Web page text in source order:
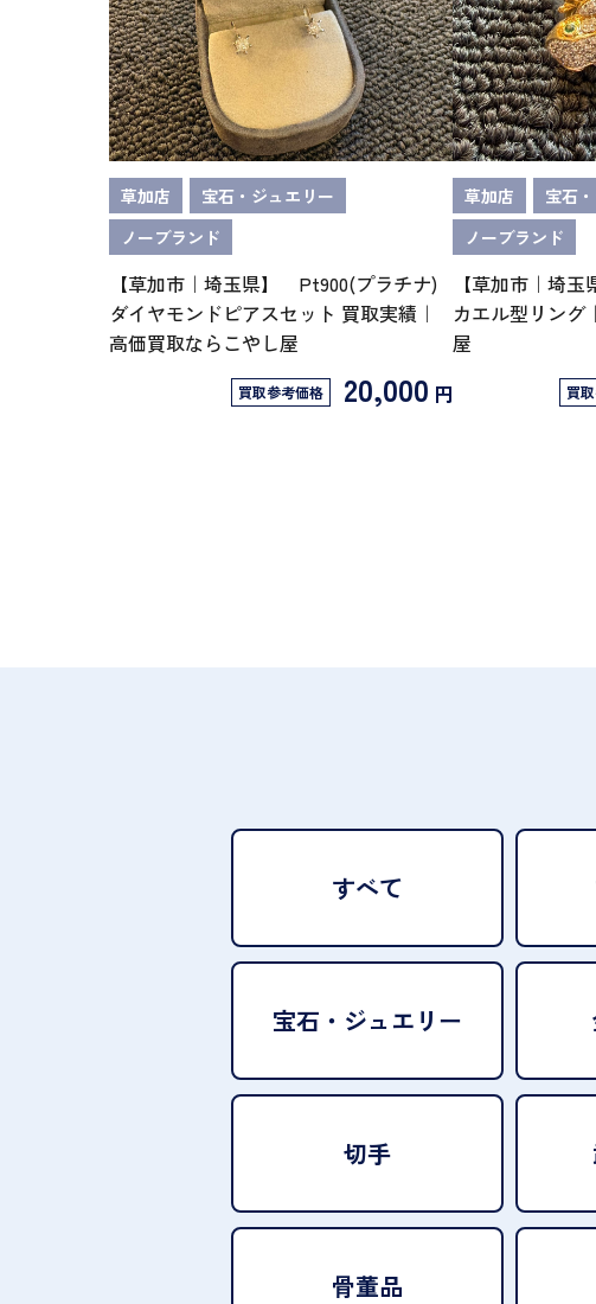
草加店
宝石・ジュエリー
ノーブランド
【草加市｜埼玉県】 Pt900(プラチナ)
ダイヤモンドピアスセット 買取実績｜
高価買取ならこやし屋
買取参考価格 20,000 円
草加店
宝石
ノーブランド
【草加市｜埼
カエル型リング
屋
買
すべて
宝石・ ジュエリー
切手
骨董品